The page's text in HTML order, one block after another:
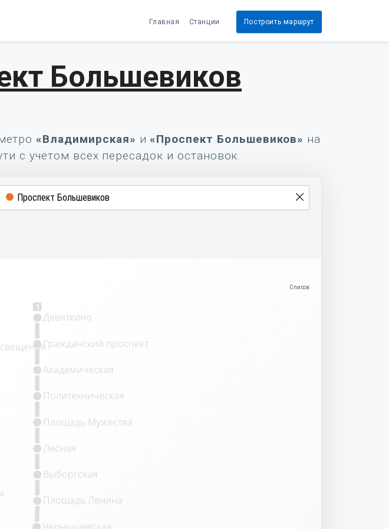
Главная Станции Построить маршрут
Большевиков
«Владимирская» и«Проспект Большевиков» на
с учётом всех пересадок и остановок.
1
Чернышевская
Площадь Ленина
Выборгская
Лесная
Площадь Мужества
Политехническая
Академическая
Гражданский проспект
Девяткино